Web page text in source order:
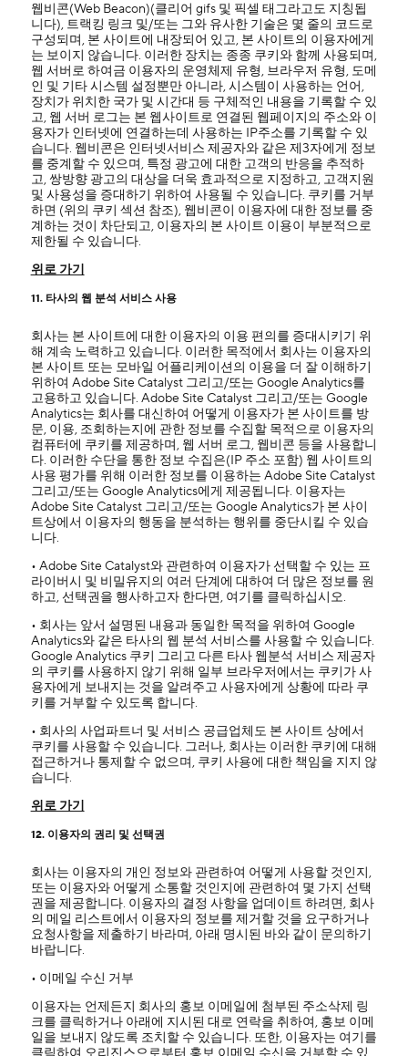
웹비콘(Web Beacon)(클리어 gifs 및 픽셀 태그라고도 지칭됩
니다), 트랙킹 링크 및/또는 그와 유사한 기술은 몇 줄의 코드로
구성되며, 본 사이트에 내장되어 있고, 본 사이트의 이용자에게
는 보이지 않습니다. 이러한 장치는 종종 쿠키와 함께 사용되며,
웹 서버로 하여금 이용자의 운영체제 유형, 브라우저 유형, 도메
인 및 기타 시스템 설정뿐만 아니라, 시스템이 사용하는 언어,
장치가 위치한 국가 및 시간대 등 구체적인 내용을 기록할 수 있
고, 웹 서버 로그는 본 웹사이트로 연결된 웹페이지의 주소와 이
용자가 인터넷에 연결하는데 사용하는 IP주소를 기록할 수 있
습니다. 웹비콘은 인터넷서비스 제공자와 같은 제3자에게 정보
를 중계할 수 있으며, 특정 광고에 대한 고객의 반응을 추적하
고, 쌍방향 광고의 대상을 더욱 효과적으로 지정하고, 고객지원
및 사용성을 증대하기 위하여 사용될 수 있습니다. 쿠키를 거부
하면 (위의 쿠키 섹션 참조), 웹비콘이 이용자에 대한 정보를 중
계하는 것이 차단되고, 이용자의 본 사이트 이용이 부분적으로
제한될 수 있습니다.
위로 가기
11. 타사의 웹 분석 서비스 사용
회사는 본 사이트에 대한 이용자의 이용 편의를 증대시키기 위
해 계속 노력하고 있습니다. 이러한 목적에서 회사는 이용자의
본 사이트 또는 모바일 어플리케이션의 이용을 더 잘 이해하기
위하여 Adobe Site Catalyst 그리고/또는 Google Analytics를
고용하고 있습니다. Adobe Site Catalyst 그리고/또는 Google
Analytics는 회사를 대신하여 어떻게 이용자가 본 사이트를 방
문, 이용, 조회하는지에 관한 정보를 수집할 목적으로 이용자의
컴퓨터에 쿠키를 제공하며, 웹 서버 로그, 웹비콘 등을 사용합니
다. 이러한 수단을 통한 정보 수집은(IP 주소 포함) 웹 사이트의
사용 평가를 위해 이러한 정보를 이용하는 Adobe Site Catalyst
그리고/또는 Google Analytics에게 제공됩니다. 이용자는
Adobe Site Catalyst 그리고/또는 Google Analytics가 본 사이
트상에서 이용자의 행동을 분석하는 행위를 중단시킬 수 있습
니다.
• Adobe Site Catalyst와 관련하여 이용자가 선택할 수 있는 프
라이버시 및 비밀유지의 여러 단계에 대하여 더 많은 정보를 원
하고, 선택권을 행사하고자 한다면, 여기를 클릭하십시오.
• 회사는 앞서 설명된 내용과 동일한 목적을 위하여 Google
Analytics와 같은 타사의 웹 분석 서비스를 사용할 수 있습니다.
Google Analytics 쿠키 그리고 다른 타사 웹분석 서비스 제공자
의 쿠키를 사용하지 않기 위해 일부 브라우저에서는 쿠키가 사
용자에게 보내지는 것을 알려주고 사용자에게 상황에 따라 쿠
키를 거부할 수 있도록 합니다.
• 회사의 사업파트너 및 서비스 공급업체도 본 사이트 상에서
쿠키를 사용할 수 있습니다. 그러나, 회사는 이러한 쿠키에 대해
접근하거나 통제할 수 없으며, 쿠키 사용에 대한 책임을 지지 않
습니다.
위로 가기
12. 이용자의 권리 및 선택권
회사는 이용자의 개인 정보와 관련하여 어떻게 사용할 것인지,
또는 이용자와 어떻게 소통할 것인지에 관련하여 몇 가지 선택
권을 제공합니다. 이용자의 결정 사항을 업데이트 하려면, 회사
의 메일 리스트에서 이용자의 정보를 제거할 것을 요구하거나
요청사항을 제출하기 바라며, 아래 명시된 바와 같이 문의하기
바랍니다.
• 이메일 수신 거부
이용자는 언제든지 회사의 홍보 이메일에 첨부된 주소삭제 링
크를 클릭하거나 아래에 지시된 대로 연락을 취하여, 홍보 이메
일을 보내지 않도록 조치할 수 있습니다. 또한, 이용자는 여기를